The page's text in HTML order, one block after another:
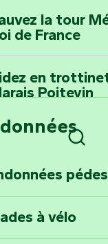
la tour
de France
en
Poitevin
pour
«
à vélo